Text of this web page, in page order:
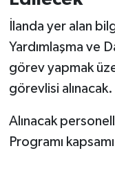
İlanda yer alan
Yardımlaşma ve
görev yapmak
görevlisi alınacak.
Alınacak
Programı